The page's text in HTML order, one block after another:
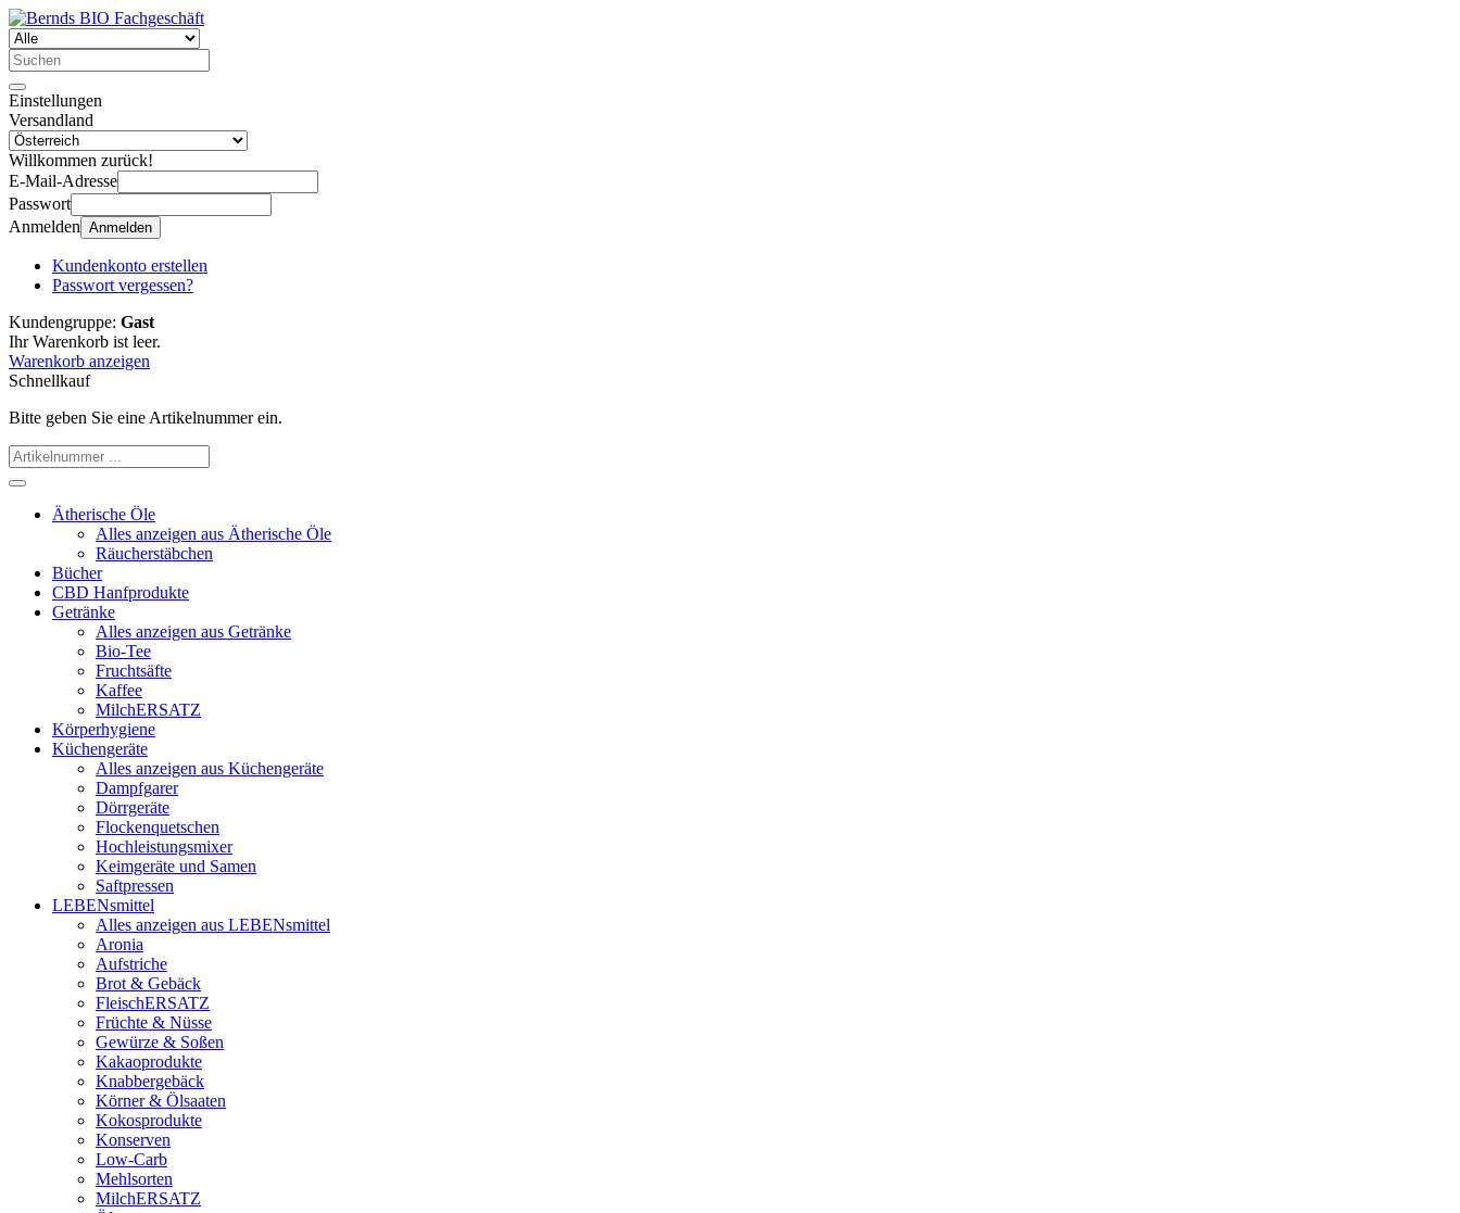
Einstellungen
Versandland
Willkommen zurück!
E-Mail-Adresse
Passwort
Anmelden Anmelden
Kundenkonto erstellen
Passwort vergessen?
Kundengruppe: Gast
Ihr Warenkorb ist leer.
Warenkorb anzeigen
Schnellkauf
Bitte geben Sie eine Artikelnummer ein.
Ätherische Öle
Alles anzeigen aus Ätherische Öle
Räucherstäbchen
Bücher
CBD Hanfprodukte
Getränke
Alles anzeigen aus Getränke
Bio-Tee
Fruchtsäfte
Kaffee
MilchERSATZ
Körperhygiene
Küchengeräte
Alles anzeigen aus Küchengeräte
Dampfgarer
Dörrgeräte
Flockenquetschen
Hochleistungsmixer
Keimgeräte und Samen
Saftpressen
LEBENsmittel
Alles anzeigen aus LEBENsmittel
Aronia
Aufstriche
Brot & Gebäck
FleischERSATZ
Früchte & Nüsse
Gewürze & Soßen
Kakaoprodukte
Knabbergebäck
Körner & Ölsaaten
Kokosprodukte
Konserven
Low-Carb
Mehlsorten
MilchERSATZ